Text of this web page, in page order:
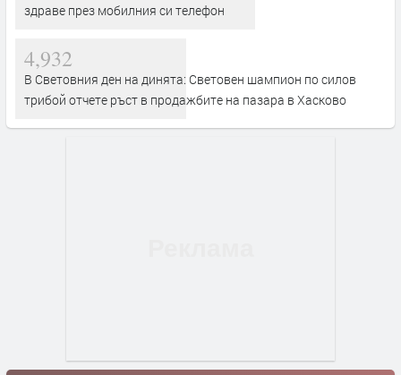
здраве през мобилния си телефон
4,932
В Световния ден на динята: Световен шампион по силов
трибой отчете ръст в продажбите на пазара в Хасково